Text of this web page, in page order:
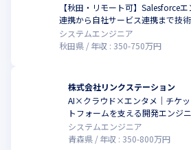
【秋田・リモート可】Salesforce
連携から自社サービス連携まで技
システムエンジニア
秋田県
年収 : 350-750万円
株式会社リンクステーション
AI×クラウド×エンタメ｜チケッ
トフォームを支える開発エンジ
システムエンジニア
青森県
年収 : 350-800万円